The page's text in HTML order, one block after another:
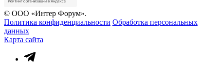
© ООО «Интер Форум».
Политика конфиденциальности Обработка персональных
данных
Карта сайта